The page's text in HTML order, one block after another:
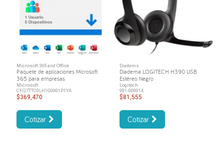
Microsoft 365 and Office
Paquete de aplicaciones Microsoft
365 para empresas
Microsoft
CFQ7TTC0LH1G0001P1YA
$369,470
Cotizar
Diadems
Diadema LOGITECH H390 USB
Estéreo Negro
Logitech
981-000014
$81,555
Cotizar